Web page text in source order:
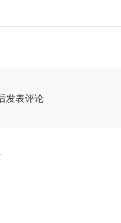
发表评论